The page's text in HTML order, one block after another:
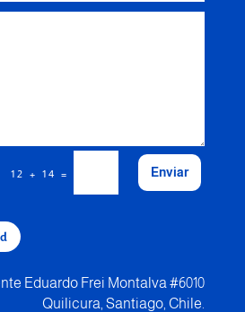
12 + 14 = Enviar
Eduardo Frei Montalva #6010
Quilicura, Santiago, Chile.